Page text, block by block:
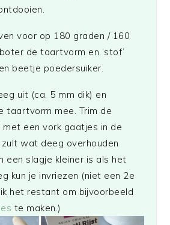
voor op 180 graden / 160
de taartvorm en ‘stof’
beetje poedersuiker.
uit (ca. 5 mm dik) en
taartvorm mee. Trim de
met een vork gaatjes in de
zult wat deeg overhouden
een slagje kleiner is als het
kun je invriezen (niet een 2e
het restant om bijvoorbeeld
te maken.)